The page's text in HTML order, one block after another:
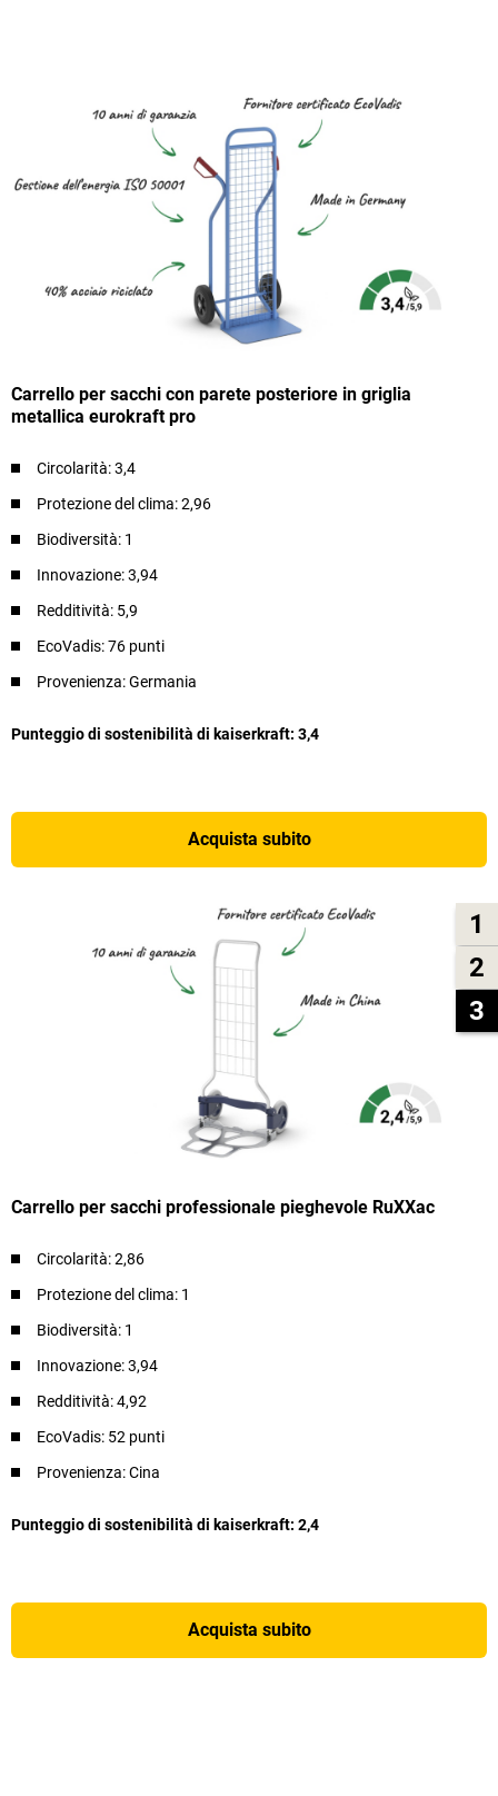
1
2
3
Carrello per sacchi con parete posteriore in griglia
metallica eurokraft pro
Circolarità: 3,4​
Protezione del clima: 2,96​
Biodiversità: 1​
Innovazione: 3,94​
Redditività: 5,9​
EcoVadis: 76 punti
Provenienza: Germania
Punteggio di sostenibilità di kaiserkraft: 3,4
Acquista subito
Carrello per sacchi professionale pieghevole RuXXac
Circolarità: 2,86
Protezione del clima: 1​
Biodiversità: 1​
Innovazione: 3,94
Redditività: 4,92
EcoVadis: 52 punti
Provenienza: Cina
Punteggio di sostenibilità di kaiserkraft: 2,4
Acquista subito